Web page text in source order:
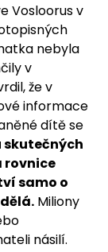
Vosloorus v
nebyla
v
že v
informace
dítě se
skutečných
rovnice
samo o
Miliony
násilí.